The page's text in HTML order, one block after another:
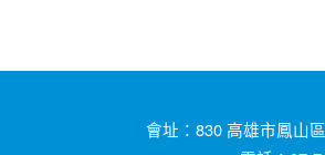
會址：830 高雄市鳳山